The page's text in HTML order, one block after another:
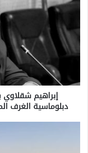
إبراهيم
دبلوماسية الغرف